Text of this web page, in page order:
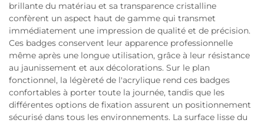
brillante du matériau et sa transparence cristalline
confèrent un aspect haut de gamme qui transmet
immédiatement une impression de qualité et de précision.
Ces badges conservent leur apparence professionnelle
même après une longue utilisation, grâce à leur résistance
au jaunissement et aux décolorations. Sur le plan
fonctionnel, la légèreté de l'acrylique rend ces badges
confortables à porter toute la journée, tandis que les
différentes options de fixation assurent un positionnement
sécurisé dans tous les environnements. La surface lisse du